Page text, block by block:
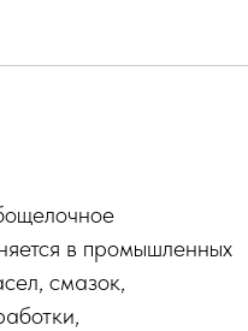
в промышленных
смазок,